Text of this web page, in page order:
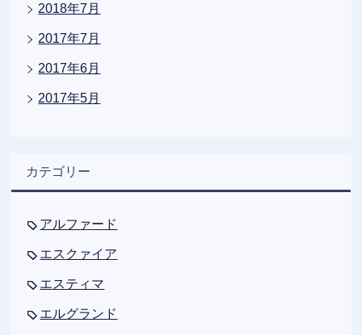
2018年7月
2017年7月
2017年6月
2017年5月
カテゴリー
アルファード
エスクァイア
エスティマ
エルグランド